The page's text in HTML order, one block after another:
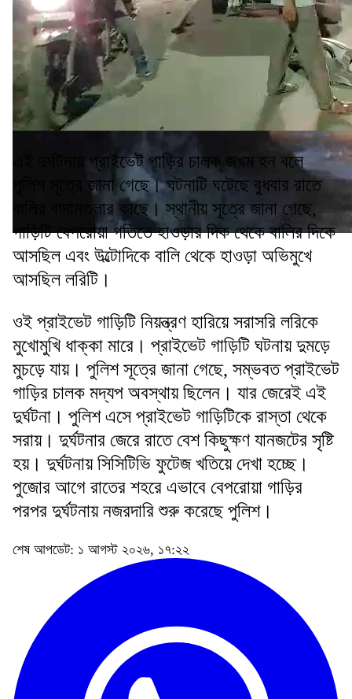
এই দুর্ঘটনায় প্রাইভেট গাড়ির চালক জখম হন বলে
পুলিশ সূত্রে জানা গেছে। ঘটনাটি ঘটেছে বুধবার রাতে
বালির বাদামতলার কাছে। স্থানীয় সূত্রে জানা গেছে,
গাড়িটি বেপরোয়া গতিতে হাওড়ার দিক থেকে বালির দিকে
আসছিল এবং উল্টোদিকে বালি থেকে হাওড়া অভিমুখে
আসছিল লরিটি।
ওই প্রাইভেট গাড়িটি নিয়ন্ত্রণ হারিয়ে সরাসরি লরিকে
মুখোমুখি ধাক্কা মারে। প্রাইভেট গাড়িটি ঘটনায় দুমড়ে
মুচড়ে যায়। পুলিশ সূত্রে জানা গেছে, সম্ভবত প্রাইভেট
গাড়ির চালক মদ্যপ অবস্থায় ছিলেন। যার জেরেই এই
দুর্ঘটনা। পুলিশ এসে প্রাইভেট গাড়িটিকে রাস্তা থেকে
সরায়। দুর্ঘটনার জেরে রাতে বেশ কিছুক্ষণ যানজটের সৃষ্টি
হয়। দুর্ঘটনায় সিসিটিভি ফুটেজ খতিয়ে দেখা হচ্ছে।
পুজোর আগে রাতের শহরে এভাবে বেপরোয়া গাড়ির
পরপর দুর্ঘটনায় নজরদারি শুরু করেছে পুলিশ।
শেষ আপডেট: ১ আগস্ট ২০২৬, ১৭:২২